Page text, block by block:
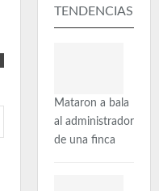
TENDENCIAS
Mataron a bala
al administrador
de una finca